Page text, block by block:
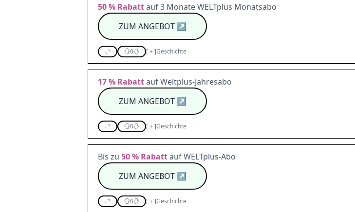
50 % Rabattauf 3 Monate WELTplus Monatsabo
ZUM ANGEBOT↗
0 [+]Geschichte
17 % Rabattauf Weltplus-Jahresabo
ZUM ANGEBOT↗
0 [+]Geschichte
Bis zu 50 % Rabattauf WELTplus-Abo
ZUM ANGEBOT↗
0 [+]Geschichte